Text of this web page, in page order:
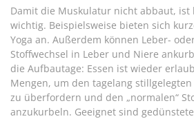
Damit die Muskulatur nicht abbaut, ist
wichtig. Beispielsweise bieten sich
Yoga an. Außerdem können Leber-
Stoffwechsel in Leber und Niere
die Aufbautage: Essen ist wieder
Mengen, um den tagelang
zu überfordern und den „normalen“
anzukurbeln. Geeignet sind